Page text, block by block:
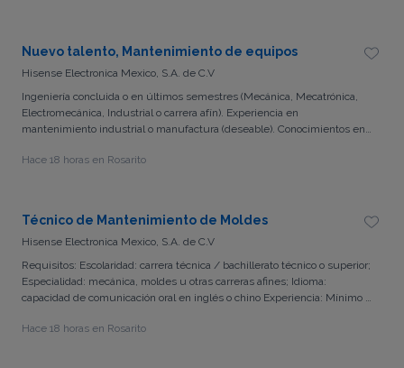
Nuevo talento, Mantenimiento de equipos
Hisense Electronica Mexico, S.A. de C.V
Ingeniería concluida o en últimos semestres (Mecánica, Mecatrónica,
Electromecánica, Industrial o carrera afín). Experiencia en
mantenimiento industrial o manufactura (deseable). Conocimientos en
mantenimiento preventivo y correctivo. Conocimiento de la metodología
problemas. Compromiso con la seguridad, la calidad y la mejora
continua.
Hace 18 horas en Rosarito
Técnico de Mantenimiento de Moldes
Hisense Electronica Mexico, S.A. de C.V
Requisitos: Escolaridad: carrera técnica / bachillerato técnico o superior;
Especialidad: mecánica, moldes u otras carreras afines; Idioma:
capacidad de comunicación oral en inglés o chino Experiencia: Mínimo 1
LOTO y manejo de EPP. Experiencia en lectura de planos mecánicos,
Hace 18 horas en Rosarito